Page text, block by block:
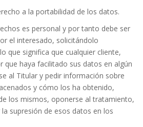
a la portabilidad de los datos.
es personal y por tanto debe ser
el interesado, solicitándolo
que significa que cualquier cliente,
que haya facilitado sus datos en algún
al Titular y pedir información sobre
y cómo los ha obtenido,
los mismos, oponerse al tratamiento,
supresión de esos datos en los